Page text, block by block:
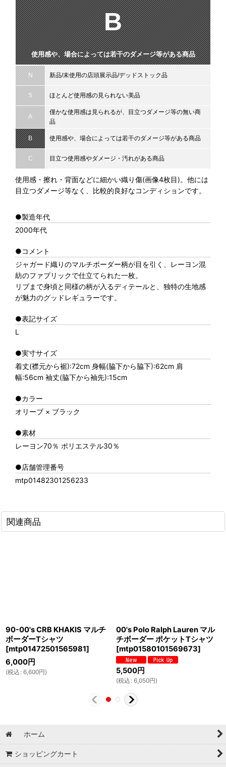
B
使用感や、場合によっては若干のダメージ等がある商品
N 新品/未使用の店頭展示品/デッドストック品
S ほとんど使用感の見られない美品
A
僅かな使用感は見られるが、目立つダメージ等の無い商
品
B 使用感や、場合によっては若干のダメージ等がある商品
C 目立つ使用感やダメージ・汚れがある商品
使用感・擦れ・背面などに細かい織り傷(画像4枚目)。他には
目立つダメージ等なく、比較的良好なコンディションです。
●製造年代
2000年代
●コメント
ジャガード織りのマルチボーダー柄が目を引く、レーヨン混
紡のファブリックで仕立てられた一枚。
リブまで身頃と同様の柄が入るディテールと、独特の生地感
が魅力のグッドレギュラーです。
●表記サイズ
L
●実寸サイズ
着丈(襟元から裾):72cm 身幅(脇下から脇下):62cm 肩
幅:56cm 袖丈(脇下から袖先):15cm
●カラー
オリーブ × ブラック
●素材
レーヨン70％ ポリエステル30％
●店舗管理番号
mtp01482301256233
関連商品
90-00's CRB KHAKIS マルチ
ボーダーTシャツ
[mtp01472501565981]
6,000円
(税込 : 6,600円)
00's Polo Ralph Lauren マル
チボーダー ポケットTシャツ
[mtp01580101569673]
5,500円
(税込 : 6,050円)
ホーム
ショッピングカート